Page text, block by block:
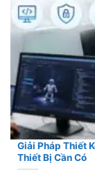
Giải Pháp Thiết
Thiết Bị Cần Có